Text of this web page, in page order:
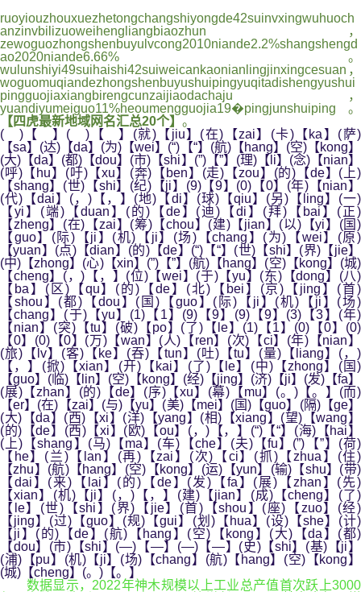
ruoyiouzhouxuezhetongchangshiyongde42suinvxingwuhuoch
anzinvbilizuoweihengliangbiaozhun，
zewoguozhongshenbuyulvcong2010niande2.2%shangshengd
ao2020niande6.66%。
wulunshiyi49suihaishi42suiweicankaonianlingjinxingcesuan，
woguomuqiandezhongshenbuyushuipingyuqitadishengyushui
pingguojiaxiangbirengcunzaijiaodachaju，
yuandiyumeiguo11%heoumengguojia19�pingjunshuiping。
【四虎最新地域网名汇总20个】 。
( )【 】( )【 】(就)【jiu】(在)【zai】(卡)【ka】(萨)
【sa】(达)【da】(为)【wei】(“)【“】(航)【hang】(空)【kong】
(大)【da】(都)【dou】(市)【shi】(”)【”】(理)【li】(念)【nian】
(呼)【hu】(吁)【xu】(奔)【ben】(走)【zou】(的)【de】(上)
【shang】(世)【shi】(纪)【ji】(9)【9】(0)【0】(年)【nian】
(代)【dai】(，)【，】(地)【di】(球)【qiu】(另)【ling】(一)
【yi】(端)【duan】(的)【de】(迪)【di】(拜)【bai】(正)
【zheng】(在)【zai】(筹)【chou】(建)【jian】(以)【yi】(国)
【guo】(际)【ji】(机)【ji】(场)【chang】(为)【wei】(原)
【yuan】(点)【dian】(的)【de】(“)【“】(世)【shi】(界)【jie】
(中)【zhong】(心)【xin】(”)【”】(航)【hang】(空)【kong】(城)
【cheng】(，)【，】(位)【wei】(于)【yu】(东)【dong】(八)
【ba】(区)【qu】(的)【de】(北)【bei】(京)【jing】(首)
【shou】(都)【dou】(国)【guo】(际)【ji】(机)【ji】(场)
【chang】(于)【yu】(1)【1】(9)【9】(9)【9】(3)【3】(年)
【nian】(突)【tu】(破)【po】(了)【le】(1)【1】(0)【0】(0)
【0】(0)【0】(万)【wan】(人)【ren】(次)【ci】(年)【nian】
(旅)【lv】(客)【ke】(吞)【tun】(吐)【tu】(量)【liang】(，)
【，】(掀)【xian】(开)【kai】(了)【le】(中)【zhong】(国)
【guo】(临)【lin】(空)【kong】(经)【jing】(济)【ji】(发)【fa】
(展)【zhan】(的)【de】(序)【xu】(幕)【mu】(。)【。】(而)
【er】(在)【zai】(与)【yu】(美)【mei】(国)【guo】(隔)【ge】
(大)【da】(西)【xi】(洋)【yang】(相)【xiang】(望)【wang】
(的)【de】(西)【xi】(欧)【ou】(，)【，】(“)【“】(海)【hai】
(上)【shang】(马)【ma】(车)【che】(夫)【fu】(”)【”】(荷)
【he】(兰)【lan】(再)【zai】(次)【ci】(抓)【zhua】(住)
【zhu】(航)【hang】(空)【kong】(运)【yun】(输)【shu】(带)
【dai】(来)【lai】(的)【de】(发)【fa】(展)【zhan】(先)
【xian】(机)【ji】(，)【，】(建)【jian】(成)【cheng】(了)
【le】(世)【shi】(界)【jie】(首)【shou】(座)【zuo】(经)
【jing】(过)【guo】(规)【gui】(划)【hua】(设)【she】(计)
【ji】(的)【de】(航)【hang】(空)【kong】(大)【da】(都)
【dou】(市)【shi】(—)【—】(—)【—】(史)【shi】(基)【ji】
(浦)【pu】(机)【ji】(场)【chang】(航)【hang】(空)【kong】
(城)【cheng】(。)【。】
数据显示，2022年神木规模以上工业总产值首次跃上3000